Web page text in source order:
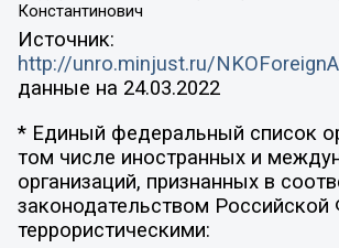
Константинович
Источник:
http://unro.minjust.ru/
данные на 24.03.2022
* Единый федеральный список
том числе иностранных и
организаций, признанных в
законодательством Российской
террористическими: